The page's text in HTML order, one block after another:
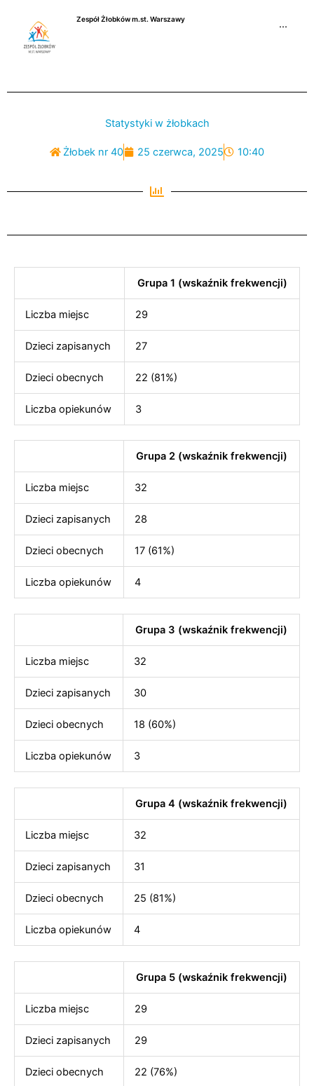
Zespół Żłobków m.st. Warszawy
···
Statystyki w żłobkach
Żłobek nr 40 25 czerwca, 2025 10:40
Grupa 1 (wskaźnik frekwencji)
Liczba miejsc 29
Dzieci zapisanych 27
Dzieci obecnych 22 (81%)
Liczba opiekunów 3
Grupa 2 (wskaźnik frekwencji)
Liczba miejsc 32
Dzieci zapisanych 28
Dzieci obecnych 17 (61%)
Liczba opiekunów 4
Grupa 3 (wskaźnik frekwencji)
Liczba miejsc 32
Dzieci zapisanych 30
Dzieci obecnych 18 (60%)
Liczba opiekunów 3
Grupa 4 (wskaźnik frekwencji)
Liczba miejsc 32
Dzieci zapisanych 31
Dzieci obecnych 25 (81%)
Liczba opiekunów 4
Grupa 5 (wskaźnik frekwencji)
Liczba miejsc 29
Dzieci zapisanych 29
Dzieci obecnych 22 (76%)